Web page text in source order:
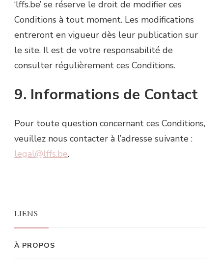
‘lffs.be’ se réserve le droit de modifier ces
Conditions à tout moment. Les modifications
entreront en vigueur dès leur publication sur
le site. Il est de votre responsabilité de
consulter régulièrement ces Conditions.
9. Informations de Contact
Pour toute question concernant ces Conditions,
veuillez nous contacter à l’adresse suivante :
legal@lffs.be.
LIENS
À PROPOS